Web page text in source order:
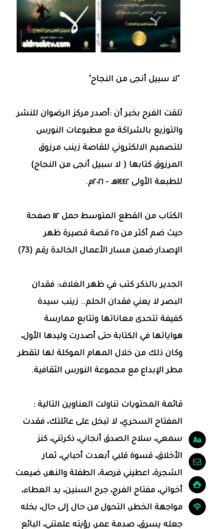
"لا سبيل أنجى من النجاح"
تلقت الفرح بخبر أن :أصدر مركز الرضوان للنشر
والتوزيع بالشراكة مع مطبوعات النورس
للتصميم الالكتروني للقاصة زينب مرزوق
المرزوق كتابها ( لا سبيل أنجى من النجاح)
للطبعة الأولى ١٤٤٢هـ - ٢٠٢١م.
الكتاب من القطع المتوسط حمل ١١٢ صفحة
حيث ضم أكثر من ٢٥ قصة قصيرة ظهر
الإصدار ضمن مسار الأعمال الخالدة رقم (73)
الجدير بالذكر كتب في ظهر الغلاف: فقدان
البصر لا يعني فقدان الحلم.. زينب سيدة
كفيفة تتحدى معاناتها وتتابع ممارسة
هواياتها في الكتابة حتى أصدرت وليدها الأول،
وكان ذلك من خلال المهام الموكلة لها لتقطر
مطر الإبداع مع مجموعة النورس الثقافية.
قائمة المحتويات تناولت العناوين التالية :
المفتاح السحري، لا تبخل على عائلتك، فقدت
سمعي، سلاح الصدق أنجاني، ذكرتني، كنز
الأخلاق، قسوة قلبي أبعدت أحبابي، ثمار
الشجرة، اعطيني فرصة، الطفلة والنهر، ضيعت
أخواني، مفتاح الفرج، جرح السنين، يد العطاء،
مواجهة الخطر، التحول من حال إلى حال، بخله
جعله يسرق، صدمة عمر، رؤيته علمتني، البائع